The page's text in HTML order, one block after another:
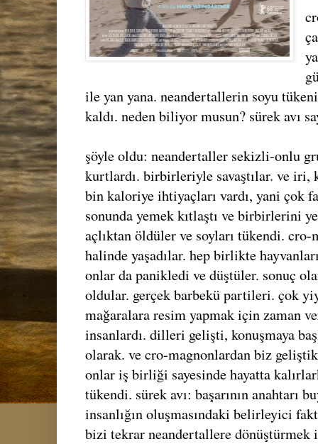
ile yan yana. neandertallerin soyu
kaldı. neden biliyor musun? sürek avı
şöyle oldu: neandertaller sekizli-onlu
kurtlardı. birbirleriyle savaştılar. ve iri,
bin kaloriye ihtiyaçları vardı, yani çok
sonunda yemek kıtlaştı ve birbirlerini
açlıktan öldüler ve soyları tükendi.
halinde yaşadılar. hep birlikte
onlar da panikledi ve düştüler. sonuç
oldular. gerçek barbekü partileri. çok
mağaralara resim yapmak için zaman
insanlardı. dilleri gelişti, konuşmaya
olarak. ve cro-magnonlardan biz
onlar iş birliği sayesinde hayatta
tükendi. sürek avı: başarının anahtarı
insanlığın oluşmasındaki belirleyici
bizi tekrar neandertallere dönüştürmek